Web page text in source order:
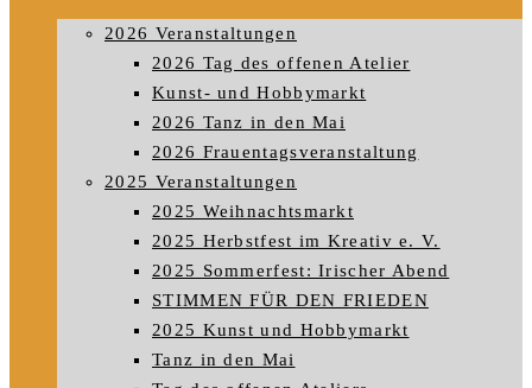
2026 Veranstaltungen
2026 Tag des offenen Atelier
Kunst- und Hobbymarkt
2026 Tanz in den Mai
2026 Frauentagsveranstaltung
2025 Veranstaltungen
2025 Weihnachtsmarkt
2025 Herbstfest im Kreativ e. V.
2025 Sommerfest: Irischer Abend
STIMMEN FÜR DEN FRIEDEN
2025 Kunst und Hobbymarkt
Tanz in den Mai